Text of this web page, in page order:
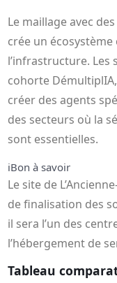
Le maillage avec
crée un
l’infrastructure. Les
cohorte
créer des agents
des secteurs où la
sont essentielles.
ℹ️Bon à savoir
Le site de
de finalisation des
il sera l’un des
l’hébergement de
Tableau